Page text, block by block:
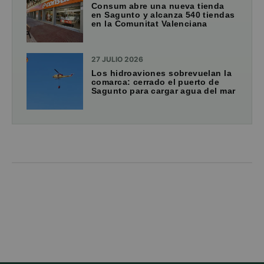
Consum abre una nueva tienda
en Sagunto y alcanza 540 tiendas
en la Comunitat Valenciana
27 JULIO 2026
Los hidroaviones sobrevuelan la
comarca: cerrado el puerto de
Sagunto para cargar agua del mar